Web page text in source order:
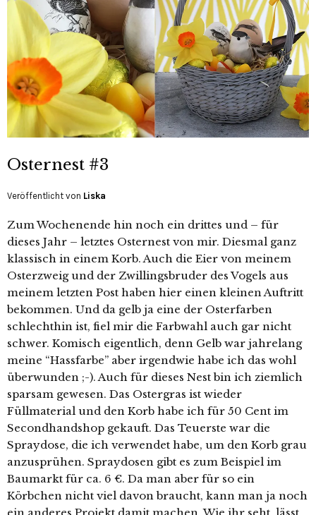
Osternest #3
Veröffentlicht von Liska
Zum Wochenende hin noch ein drittes und – für
dieses Jahr – letztes Osternest von mir. Diesmal ganz
klassisch in einem Korb. Auch die Eier von meinem
Osterzweig und der Zwillingsbruder des Vogels aus
meinem letzten Post haben hier einen kleinen Auftritt
bekommen. Und da gelb ja eine der Osterfarben
schlechthin ist, fiel mir die Farbwahl auch gar nicht
schwer. Komisch eigentlich, denn Gelb war jahrelang
meine “Hassfarbe” aber irgendwie habe ich das wohl
überwunden ;-). Auch für dieses Nest bin ich ziemlich
sparsam gewesen. Das Ostergras ist wieder
Füllmaterial und den Korb habe ich für 50 Cent im
Secondhandshop gekauft. Das Teuerste war die
Spraydose, die ich verwendet habe, um den Korb grau
anzusprühen. Spraydosen gibt es zum Beispiel im
Baumarkt für ca. 6 €. Da man aber für so ein
Körbchen nicht viel davon braucht, kann man ja noch